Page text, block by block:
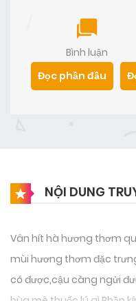
Bình luận
Đọc phần đầu
NỘI DUNG
Vân hít hà hương thơm
mùi hương thơm đặc
có được,cậu càng ngửi